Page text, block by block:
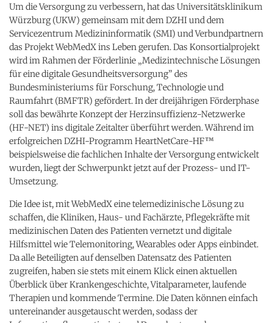
Um die Versorgung zu verbessern, hat das Universitätsklinikum
Würzburg (UKW) gemeinsam mit dem DZHI und dem
Servicezentrum Medizininformatik (SMI) und Verbundpartnern
das Projekt WebMedX ins Leben gerufen. Das Konsortialprojekt
wird im Rahmen der Förderlinie „Medizintechnische Lösungen
für eine digitale Gesundheitsversorgung” des
Bundesministeriums für Forschung, Technologie und
Raumfahrt (BMFTR) gefördert. In der dreijährigen Förderphase
soll das bewährte Konzept der Herzinsuffizienz-Netzwerke
(HF-NET) ins digitale Zeitalter überführt werden. Während im
erfolgreichen DZHI-Programm HeartNetCare-HF™
beispielsweise die fachlichen Inhalte der Versorgung entwickelt
wurden, liegt der Schwerpunkt jetzt auf der Prozess- und IT-
Umsetzung.
Die Idee ist, mit WebMedX eine telemedizinische Lösung zu
schaffen, die Kliniken, Haus- und Fachärzte, Pflegekräfte mit
medizinischen Daten des Patienten vernetzt und digitale
Hilfsmittel wie Telemonitoring, Wearables oder Apps einbindet.
Da alle Beteiligten auf denselben Datensatz des Patienten
zugreifen, haben sie stets mit einem Klick einen aktuellen
Überblick über Krankengeschichte, Vitalparameter, laufende
Therapien und kommende Termine. Die Daten können einfach
untereinander ausgetauscht werden, sodass der